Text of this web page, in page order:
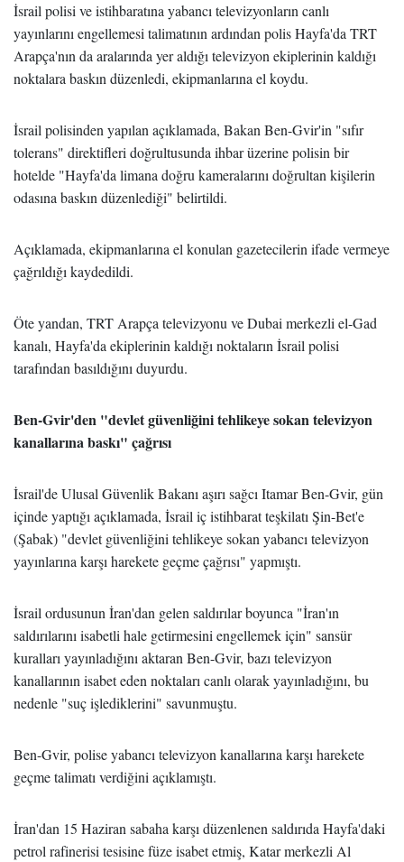
İsrail polisi ve istihbaratına yabancı televizyonların canlı
yayınlarını engellemesi talimatının ardından polis Hayfa'da TRT
Arapça'nın da aralarında yer aldığı televizyon ekiplerinin kaldığı
noktalara baskın düzenledi, ekipmanlarına el koydu.
İsrail polisinden yapılan açıklamada, Bakan Ben-Gvir'in "sıfır
tolerans" direktifleri doğrultusunda ihbar üzerine polisin bir
hotelde "Hayfa'da limana doğru kameralarını doğrultan kişilerin
odasına baskın düzenlediği" belirtildi.
Açıklamada, ekipmanlarına el konulan gazetecilerin ifade vermeye
çağrıldığı kaydedildi.
Öte yandan, TRT Arapça televizyonu ve Dubai merkezli el-Gad
kanalı, Hayfa'da ekiplerinin kaldığı noktaların İsrail polisi
tarafından basıldığını duyurdu.
Ben-Gvir'den "devlet güvenliğini tehlikeye sokan televizyon
kanallarına baskı" çağrısı
İsrail'de Ulusal Güvenlik Bakanı aşırı sağcı Itamar Ben-Gvir, gün
içinde yaptığı açıklamada, İsrail iç istihbarat teşkilatı Şin-Bet'e
(Şabak) "devlet güvenliğini tehlikeye sokan yabancı televizyon
yayınlarına karşı harekete geçme çağrısı" yapmıştı.
İsrail ordusunun İran'dan gelen saldırılar boyunca "İran'ın
saldırılarını isabetli hale getirmesini engellemek için" sansür
kuralları yayınladığını aktaran Ben-Gvir, bazı televizyon
kanallarının isabet eden noktaları canlı olarak yayınladığını, bu
nedenle "suç işlediklerini" savunmuştu.
Ben-Gvir, polise yabancı televizyon kanallarına karşı harekete
geçme talimatı verdiğini açıklamıştı.
İran'dan 15 Haziran sabaha karşı düzenlenen saldırıda Hayfa'daki
petrol rafinerisi tesisine füze isabet etmiş, Katar merkezli Al